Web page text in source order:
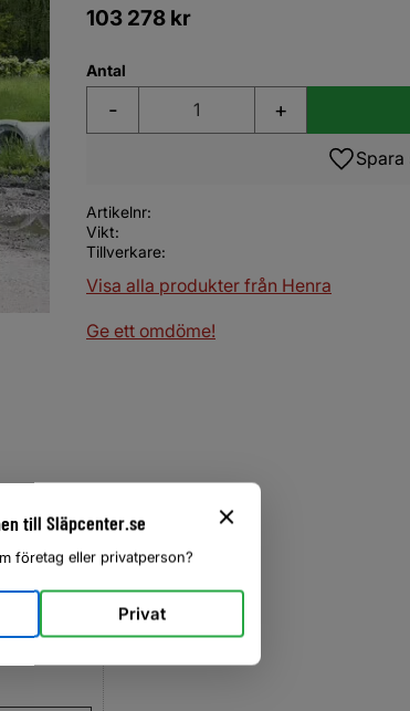
103 278 kr
Antal
+
-
Artikelnr
Vikt
Tillverkare
Visa alla produkter från Henra
Ge ett omdöme!
till Släpcenter.se
företag eller privatperson?
Privat